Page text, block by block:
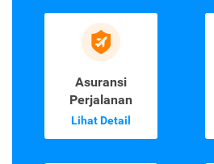
Asuransi
Perjalanan
Lihat Detail